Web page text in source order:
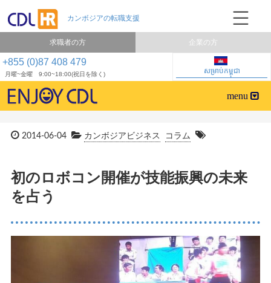
+855 (0)87 408 479
月曜~金曜 9:00~18:00(祝日を除く) សម្រាប់កម្ពុជា
求職者の方 企業の方
2014-06-04 カンボジアビジネス コラム
初のロボコン開催が技能振興の未来
を占う